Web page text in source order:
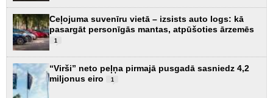
Ceļojuma suvenīru vietā – izsists auto logs: kā
pasargāt personīgās mantas, atpūšoties ārzemēs
1
“Virši” neto peļņa pirmajā pusgadā sasniedz 4,2
miljonus eiro
1